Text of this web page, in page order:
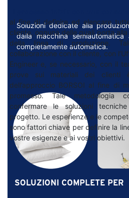
Il processo inizia con una
al fine di definire ed elencare
cliente, ognuna delle quali porta
della linea di produzione.
collaborazione con il cliente, con
Engineer e, se necessario, con il
prove sui materiali dei clienti
dell’approccio BORSOI al fine di
promesso. Tale metodologia
confermare le soluzioni
progetto. Le esperienze e le
sono fattori chiave per definire la
vostre esigenze e ai vostri obiettivi.
Soluzioni dedicate alla
dalla macchina
completamente automatica.
SOLUZIONI COMPLETE PER